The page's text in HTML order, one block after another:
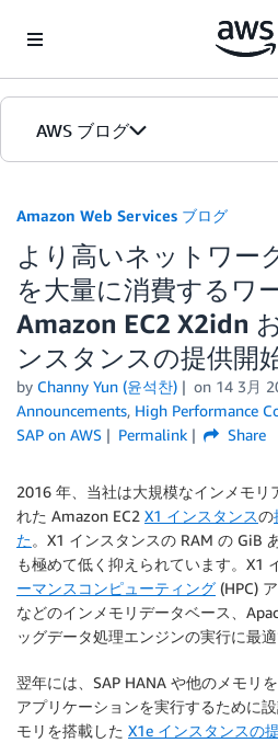
AWS ブログ
カテゴリ
エディション
Amazon Web Services ブログ
より高いネットワー
を大量に消費するワ
Amazon EC2 X2idn
ンスタンスの提供開
by Channy Yun (윤석찬) on 14 3月
Announcements, High Performance
SAP on AWS
Permalink Share
2016 年、当社は大規模なインメモリ
れた Amazon EC2 X1 インスタンスの
た。X1 インスタンスの RAM の GiB
も極めて低く抑えられています。X1
ーマンスコンピューティング (HPC)
などのインメモリデータベース、
ッグデータ処理エンジンの実行に最適
翌年には、SAP HANA や他のメモリ
アプリケーションを実行するために
モリを搭載した X1e インスタンスの